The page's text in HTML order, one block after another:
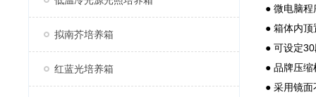
拟南芥培养箱
红蓝光培养箱
● 微电脑
● 箱体内
● 可设定
● 品牌压
● 采用镜